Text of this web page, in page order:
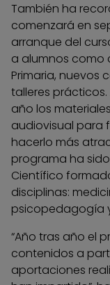
También ha
comenzará en
arranque del
a alumnos como
Primaria, nuevos
talleres
año los
audiovisual para
hacerlo más
programa ha
Científico
disciplinas:
psicopedagogía
“Año tras año el
contenidos a
aportaciones